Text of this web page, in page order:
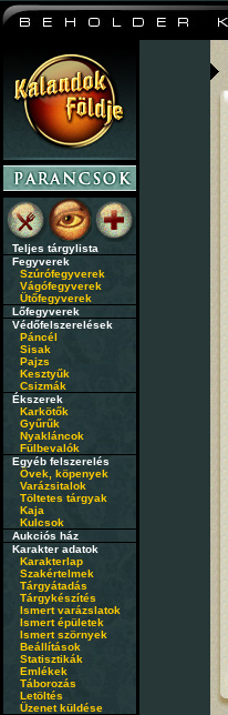
Teljes tárgylista
Fegyverek
Szúrófegyverek
Vágófegyverek
Ütőfegyverek
Lőfegyverek
Védőfelszerelések
Páncél
Sisak
Pajzs
Kesztyűk
Csizmák
Ékszerek
Karkötők
Gyűrűk
Nyakláncok
Fülbevalók
Egyéb felszerelés
Övek, köpenyek
Varázsitalok
Töltetes tárgyak
Kaja
Kulcsok
Aukciós ház
Karakter adatok
Karakterlap
Szakértelmek
Tárgyátadás
Tárgykészítés
Ismert varázslatok
Ismert épületek
Ismert szörnyek
Beállítások
Statisztikák
Emlékek
Táborozás
Letöltés
Üzenet küldése